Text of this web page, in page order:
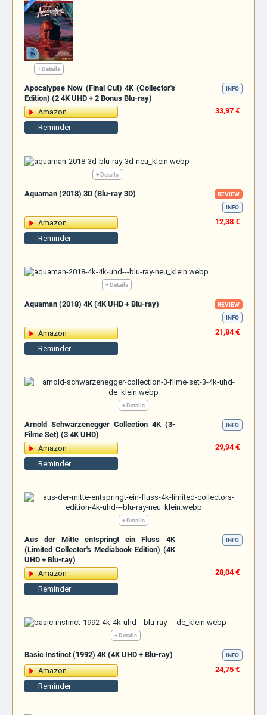
+ Details
Apocalypse Now (Final Cut) 4K (Collector's
Edition) (2 4K UHD + 2 Bonus Blu-ray)
INFO
Amazon
33,97 €
Reminder
+ Details
Aquaman (2018) 3D (Blu-ray 3D)
REVIEW
INFO
Amazon
12,38 €
Reminder
+ Details
Aquaman (2018) 4K (4K UHD + Blu-ray)
REVIEW
INFO
Amazon
21,84 €
Reminder
+ Details
Arnold Schwarzenegger Collection 4K (3-
Filme Set) (3 4K UHD)
INFO
Amazon
29,94 €
Reminder
+ Details
Aus der Mitte entspringt ein Fluss 4K
(Limited Collector's Mediabook Edition) (4K
UHD + Blu-ray)
INFO
Amazon
28,04 €
Reminder
+ Details
Basic Instinct (1992) 4K (4K UHD + Blu-ray) INFO
Amazon
24,75 €
Reminder